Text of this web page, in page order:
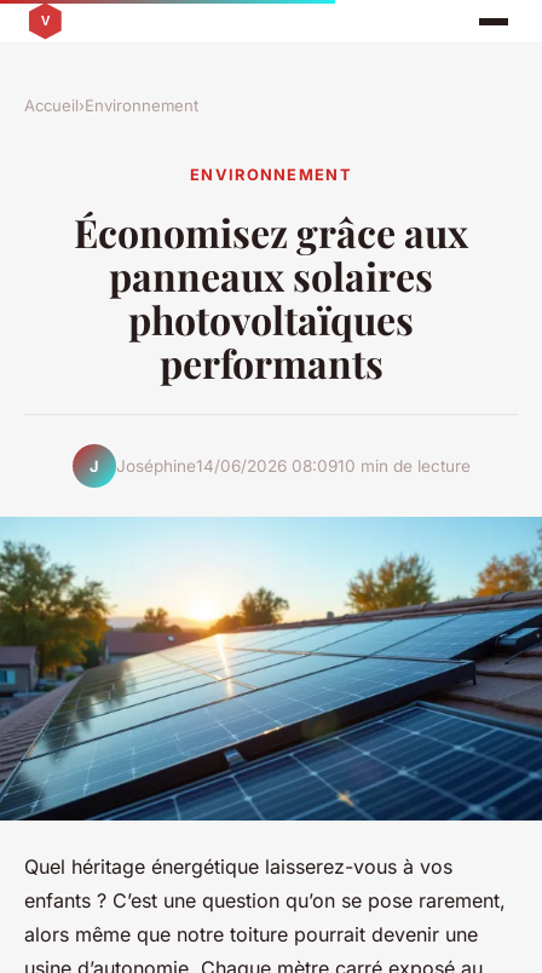
Accueil›Environnement
ENVIRONNEMENT
Économisez grâce aux
panneaux solaires
photovoltaïques
performants
J Joséphine14/06/2026 08:0910 min de lecture
Quel héritage énergétique laisserez-vous à vos
enfants ? C’est une question qu’on se pose rarement,
alors même que notre toiture pourrait devenir une